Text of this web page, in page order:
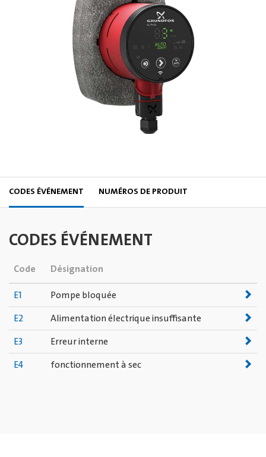
CODES ÉVÉNEMENT NUMÉROS DE PRODUIT
CODES ÉVÉNEMENT
Code Désignation
E1 Pompe bloquée
E2 Alimentation électrique insuffisante
E3 Erreur interne
E4 fonctionnement à sec